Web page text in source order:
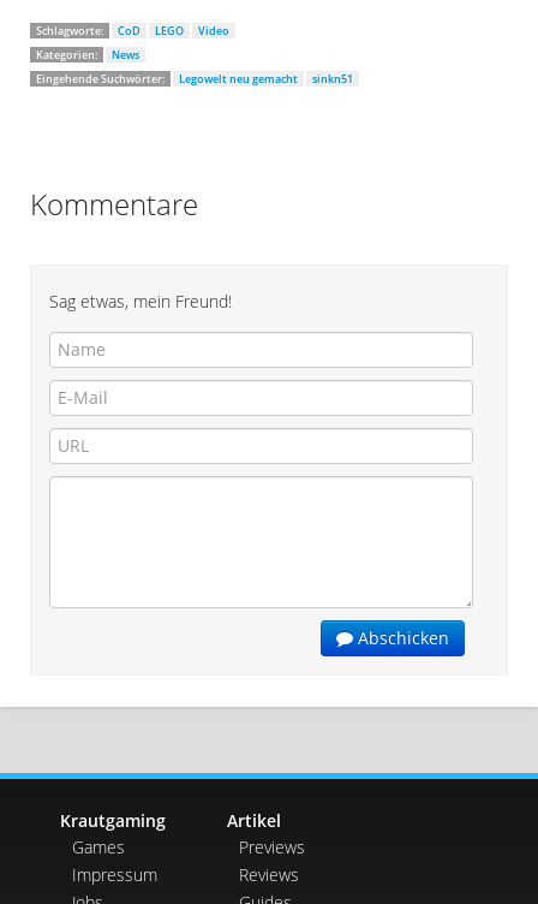
Schlagworte: CoD LEGO
Video
Kategorien:
News
Eingehende Suchwörter:
Legowelt neu gemacht sinkn51
Kommentare
Sag etwas, mein Freund!
Abschicken
Krautgaming
Games
Impressum
Artikel
Previews
Reviews